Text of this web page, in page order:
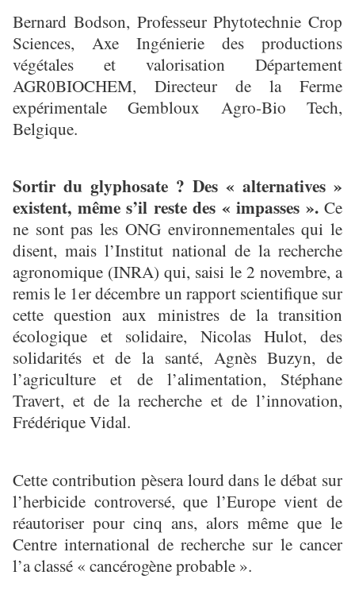
Bernard Bodson, Professeur Phytotechnie Crop
Sciences, Axe Ingénierie des productions
végétales et valorisation Département
AGR0BIOCHEM, Directeur de la Ferme
expérimentale Gembloux Agro-Bio Tech,
Belgique.
Sortir du glyphosate ? Des « alternatives »
existent, même s’il reste des « impasses ».Ce
ne sont pas les ONG environnementales qui le
disent, mais l’Institut national de la recherche
agronomique (INRA) qui, saisi le 2 novembre, a
remis le 1er décembre un rapport scientifique sur
cette question aux ministres de la transition
écologique et solidaire, Nicolas Hulot, des
solidarités et de la santé, Agnès Buzyn, de
l’agriculture et de l’alimentation, Stéphane
Travert, et de la recherche et de l’innovation,
Frédérique Vidal.
Cette contribution pèsera lourd dans le débat sur
l’herbicide controversé, que l’Europe vient de
réautoriser pour cinq ans, alors même que le
Centre international de recherche sur le cancer
l’a classé « cancérogène probable ».